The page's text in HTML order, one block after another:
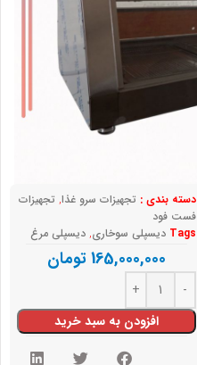
دسته بندی : تجهیزات سرو غذا, تجهیزات
فست فود
Tags دیسپلی سوخاری, دیسپلی مرغ
165,000,000تومان
افزودن به سبد خرید